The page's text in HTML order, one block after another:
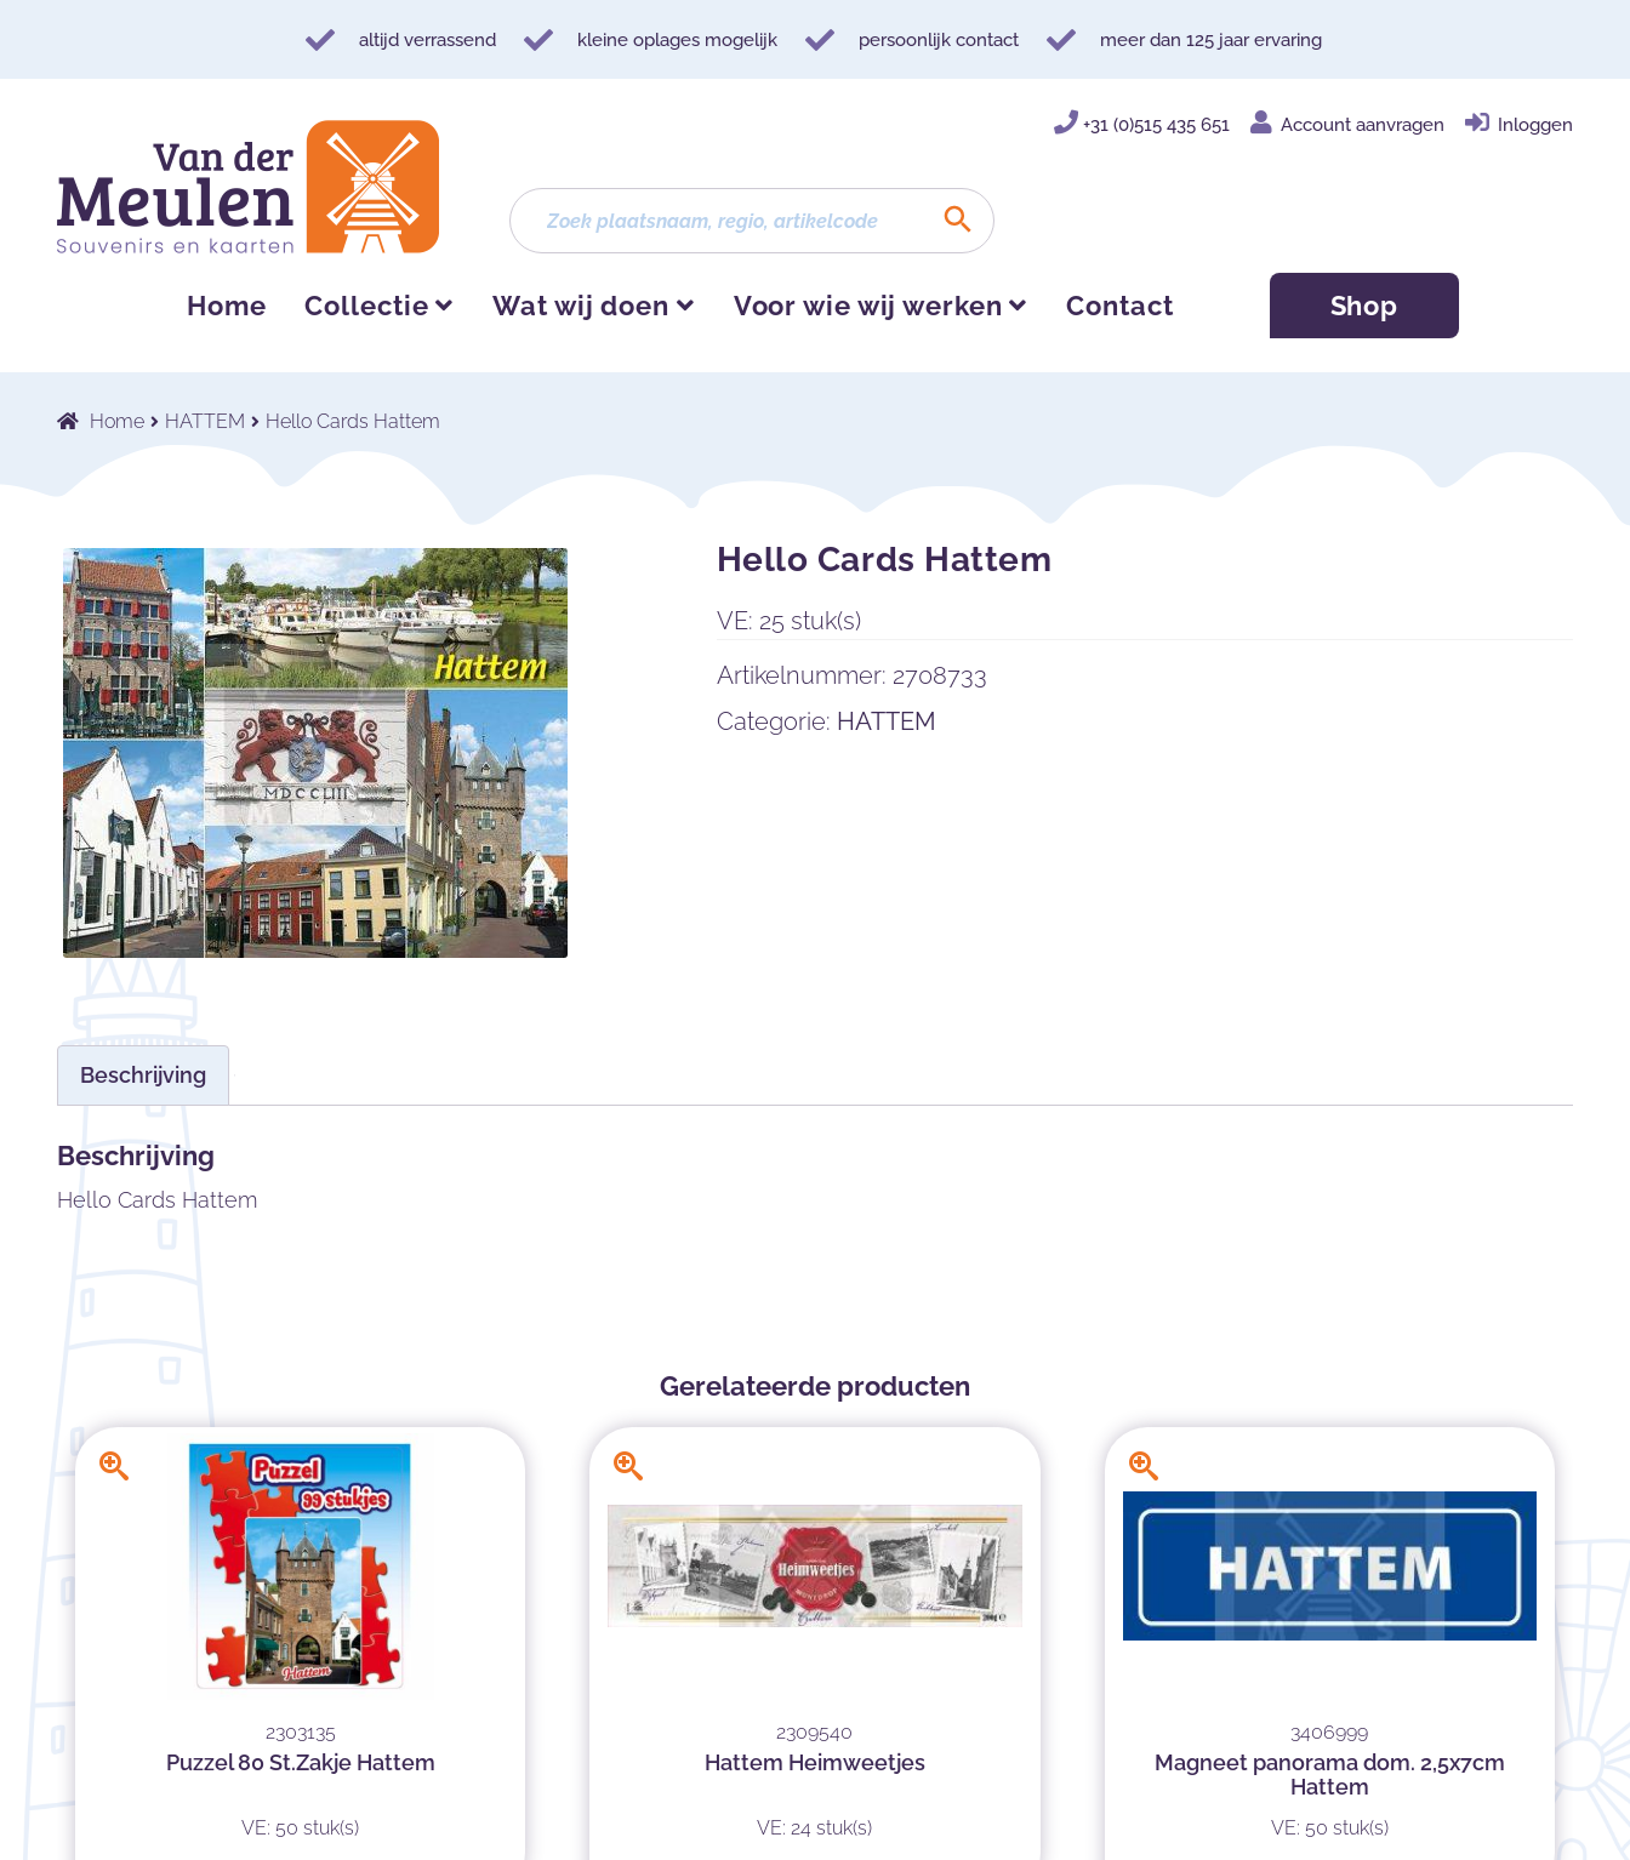
altijd verrassend kleine oplages mogelijk persoonlijk contact meer dan 125 jaar ervaring
navigatie
inhoud
+31 (0)515 435 651 Account aanvragen Inloggen
Home Collectie Wat wij doen Voor wie wij werken Contact Shop
Home HATTEM Hello Cards Hattem
Hello Cards Hattem
VE: 25 stuk(s)
Artikelnummer: 2708733
Categorie: HATTEM
Beschrijving
Beschrijving
Hello Cards Hattem
Gerelateerde producten
2303135
Puzzel 80 St.Zakje Hattem
VE: 50 stuk(s)
2309540
Hattem Heimweetjes
VE: 24 stuk(s)
3406999
Magneet panorama dom. 2,5x7cm
Hattem
VE: 50 stuk(s)